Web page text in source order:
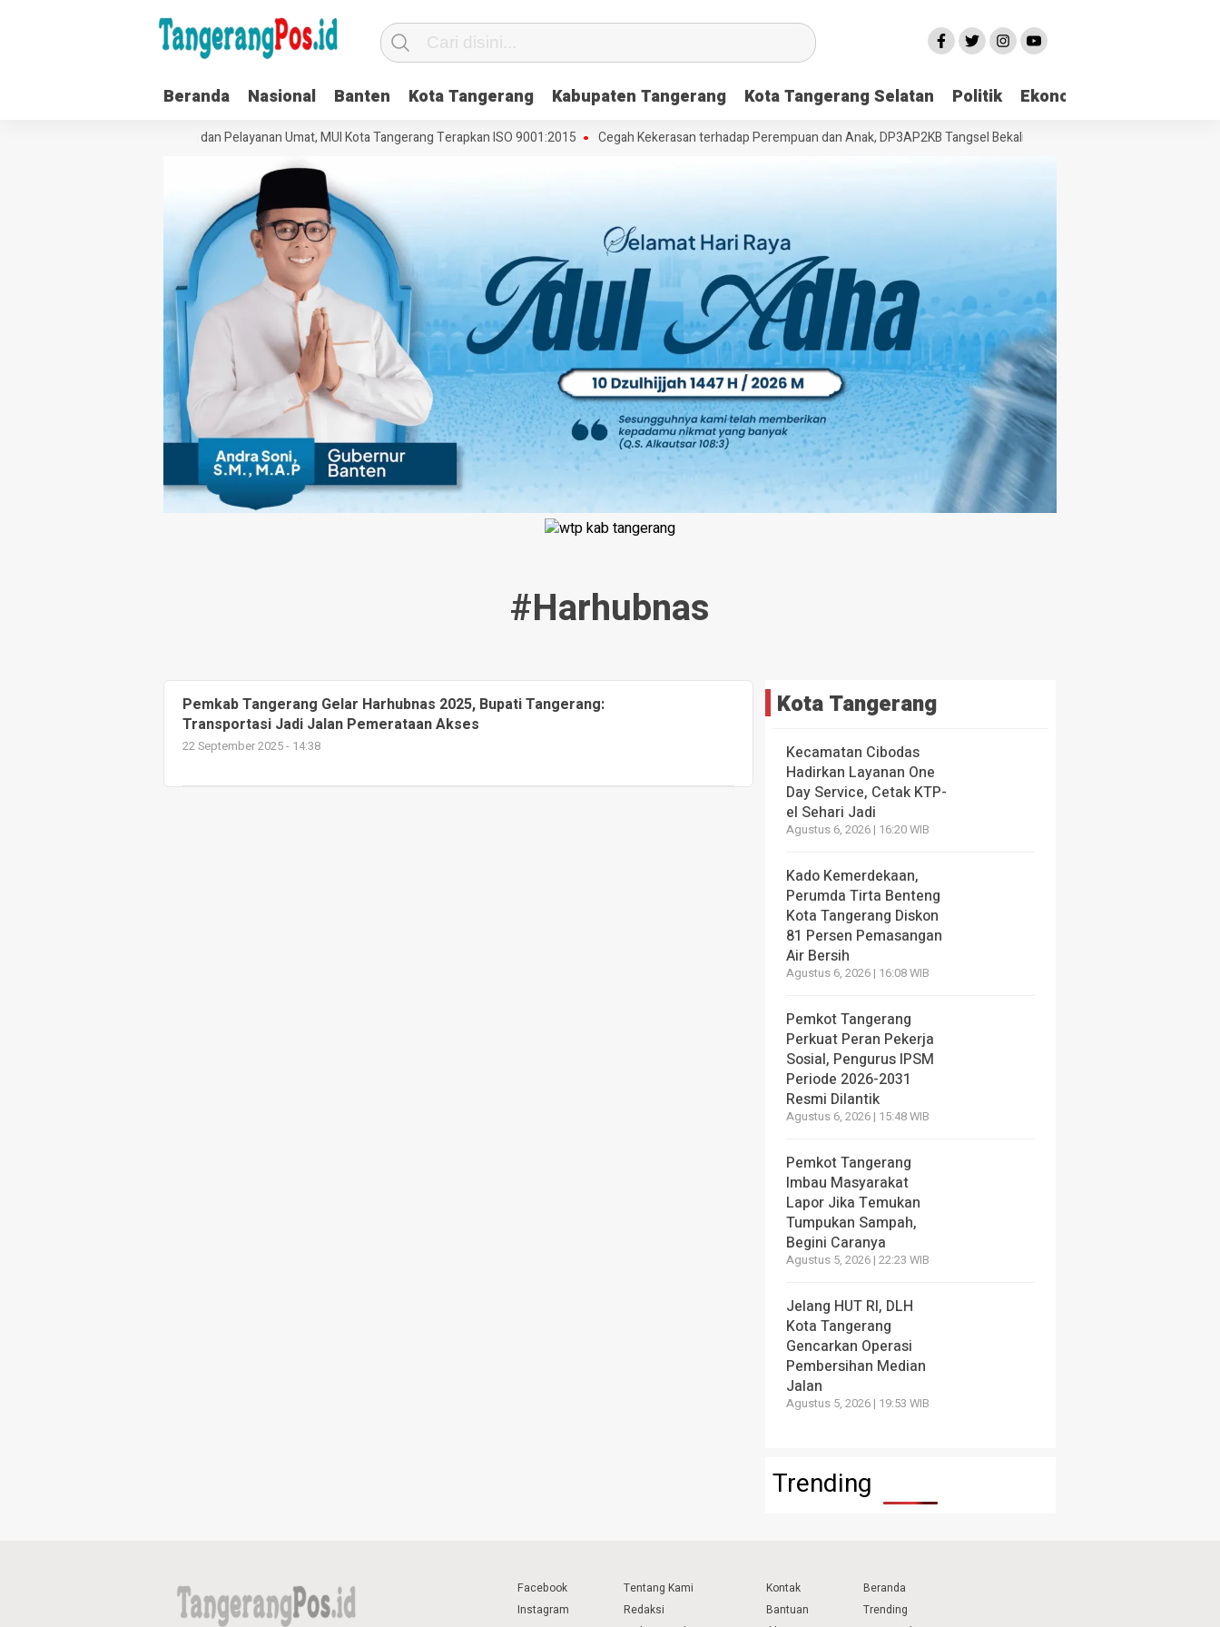
Beranda Nasional Banten Kota Tangerang Kabupaten Tangerang Kota Tangerang Selatan Politik Ekonomi
Perkuat Tata Kelola Organisasi dan Pelayanan Umat, MUI Kota Tangerang Terapkan ISO 9001:2015 Cegah Kekerasan terhadap Perempuan dan Anak, DP3AP2KB Tangsel Bekali Masyarakat Manajemen Stres dan
#harhubnas
Pemkab Tangerang Gelar Harhubnas 2025, Bupati Tangerang:
Transportasi Jadi Jalan Pemerataan Akses
22 September 2025 - 14:38
Kota Tangerang
Kecamatan Cibodas
Hadirkan Layanan One
Day Service, Cetak KTP-
el Sehari Jadi
Agustus 6, 2026 | 16:20 WIB
Kado Kemerdekaan,
Perumda Tirta Benteng
Kota Tangerang Diskon
81 Persen Pemasangan
Air Bersih
Agustus 6, 2026 | 16:08 WIB
Pemkot Tangerang
Perkuat Peran Pekerja
Sosial, Pengurus IPSM
Periode 2026-2031
Resmi Dilantik
Agustus 6, 2026 | 15:48 WIB
Pemkot Tangerang
Imbau Masyarakat
Lapor Jika Temukan
Tumpukan Sampah,
Begini Caranya
Agustus 5, 2026 | 22:23 WIB
Jelang HUT RI, DLH
Kota Tangerang
Gencarkan Operasi
Pembersihan Median
Jalan
Agustus 5, 2026 | 19:53 WIB
Trending
Facebook
Instagram
Tentang Kami
Redaksi
Kontak
Bantuan
Beranda
Trending